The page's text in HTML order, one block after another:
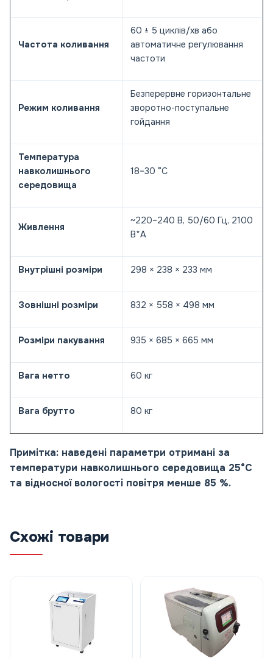
Частота коливання
60 ± 5 циклів/хв або
автоматичне регулювання
частоти
Режим коливання
Безперервне горизонтальне
зворотно-поступальне
гойдання
Температура
навколишнього
середовища
18–30 °C
Живлення
~220–240 В, 50/60 Гц, 2100
В*А
Внутрішні розміри 298 × 238 × 233 мм
Зовнішні розміри 832 × 558 × 498 мм
Розміри пакування 935 × 685 × 665 мм
Вага нетто 60 кг
Вага брутто 80 кг
Примітка: наведені параметри отримані за
температури навколишнього середовища 25°C
та відносної вологості повітря менше 85 %.
Схожі товари